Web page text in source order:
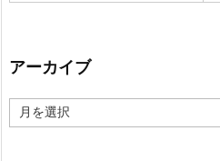
アーカイブ
ー